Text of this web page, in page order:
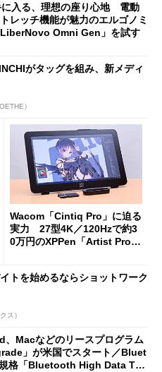
に入る、理想の座り心地 電動
レッチ機能が魅力のエルゴノミ
Omni Gen」を試す
がタッグを組み、新メディ
）
Wacom「Cintiq Pro」に迫る
実力 27型4K／120Hzで約3
0万円のXPPen「Artist Pro 2
トを始めるならショットワーク
ス）
、Macなどのリースプログラム
」が米国でスタート／Bluet
格「Bluetooth High Data Thr